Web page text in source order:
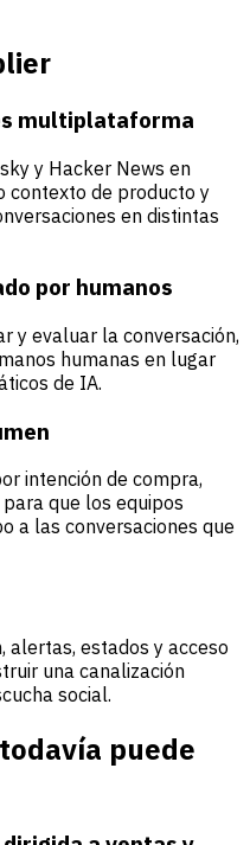
multiplataforma
y Hacker News en
contexto de producto y
en distintas
por humanos
y evaluar la conversación,
humanas en lugar
de IA.
intención de compra,
que los equipos
a las conversaciones que
alertas, estados y acceso
una canalización
social.
puede